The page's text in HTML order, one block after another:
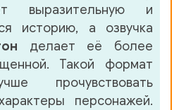
выразительную и
историю, а озвучка
делает её более
Такой формат
прочувствовать
персонажей.